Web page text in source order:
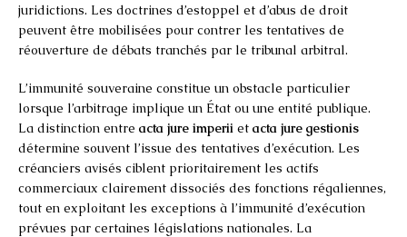
juridictions. Les doctrines d’estoppel et d’abus de droit
peuvent être mobilisées pour contrer les tentatives de
réouverture de débats tranchés par le tribunal arbitral.
L’immunité souveraine constitue un obstacle particulier
lorsque l’arbitrage implique un État ou une entité publique.
La distinction entre acta jure imperii et acta jure gestionis
détermine souvent l’issue des tentatives d’exécution. Les
créanciers avisés ciblent prioritairement les actifs
commerciaux clairement dissociés des fonctions régaliennes,
tout en exploitant les exceptions à l’immunité d’exécution
prévues par certaines législations nationales. La